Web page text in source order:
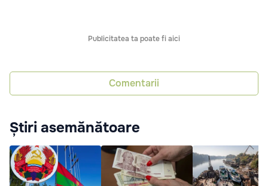
Publicitatea ta poate fi aici
Comentarii
Știri asemănătoare